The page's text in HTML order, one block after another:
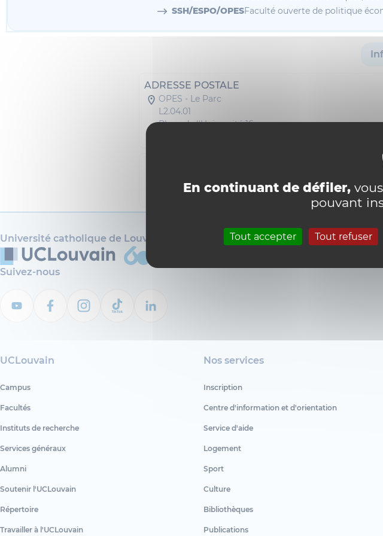
En continuant de défiler,
pouvant
Tout accepter Tout refuser
SSH/ESPO/OPESFaculté ouverte de politique
ADRESSE POSTALE
OPES - Le Parc
L2.04.01
Place de l'Université 16
Autre : 071202523
Université catholique de Louvain
Suivez-nous
UCLouvain
Campus
Facultés
Instituts de recherche
Services généraux
Alumni
Soutenir l'UCLouvain
Répertoire
Travailler à l'UCLouvain
Nos services
Inscription
Centre d'information et d'orientation
Service d'aide
Logement
Sport
Culture
Bibliothèques
Publications